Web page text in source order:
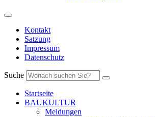
Kontakt
Satzung
Impressum
Datenschutz
Suche
Startseite
BAUKULTUR
Meldungen